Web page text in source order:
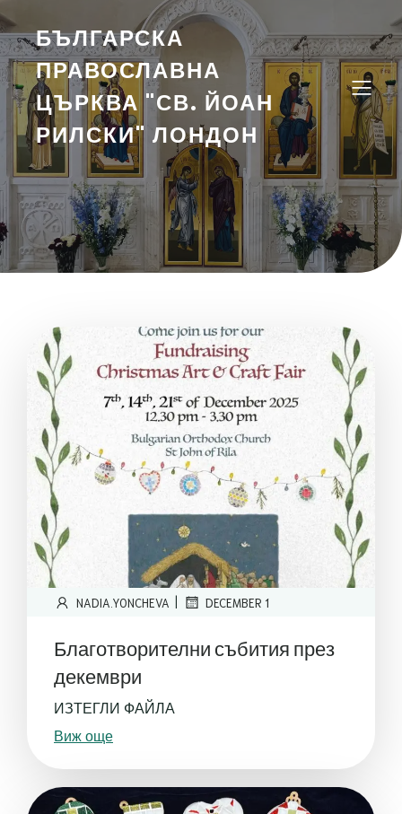
БЪЛГАРСКА
ПРАВОСЛАВНА
ЦЪРКВА "СВ. ЙОАН
РИЛСКИ" ЛОНДОН
NADIA.YONCHEVA | DECEMBER 1
Благотворителни събития през
декември
ИЗТЕГЛИ ФАЙЛА
Виж още